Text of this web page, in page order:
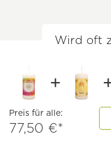
Wird oft
Preis für alle:
77,50 €*